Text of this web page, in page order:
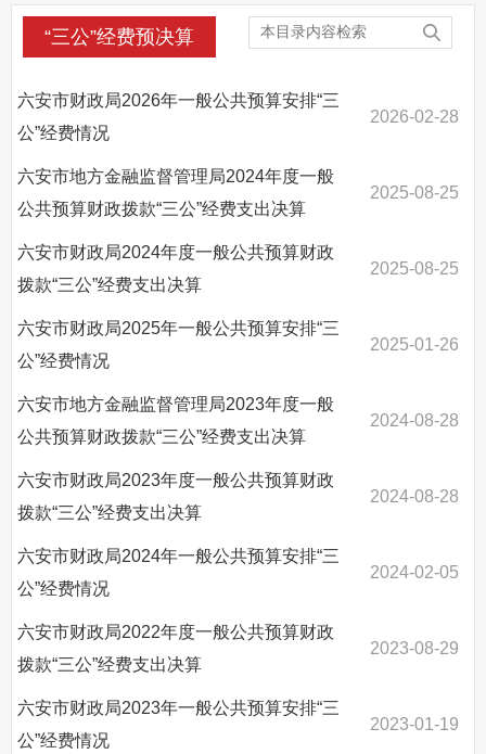
监督保障
其他法定信息
“三公”经费预决算
六安市财政局2026年一般公共预算安排“三
公”经费情况
2026-02-28
六安市地方金融监督管理局2024年度一般
公共预算财政拨款“三公”经费支出决算
2025-08-25
六安市财政局2024年度一般公共预算财政
拨款“三公”经费支出决算
2025-08-25
六安市财政局2025年一般公共预算安排“三
公”经费情况
2025-01-26
六安市地方金融监督管理局2023年度一般
公共预算财政拨款“三公”经费支出决算
2024-08-28
六安市财政局2023年度一般公共预算财政
拨款“三公”经费支出决算
2024-08-28
六安市财政局2024年一般公共预算安排“三
公”经费情况
2024-02-05
六安市财政局2022年度一般公共预算财政
拨款“三公”经费支出决算
2023-08-29
六安市财政局2023年一般公共预算安排“三
公”经费情况
2023-01-19